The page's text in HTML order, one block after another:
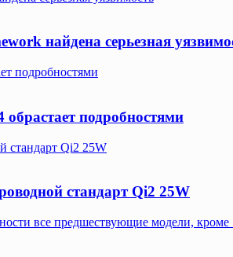
найдена серьезная
подробностями
подробностями
стандарт Qi2 25W
стандарт Qi2 25W
все предшествующие модели, кроме